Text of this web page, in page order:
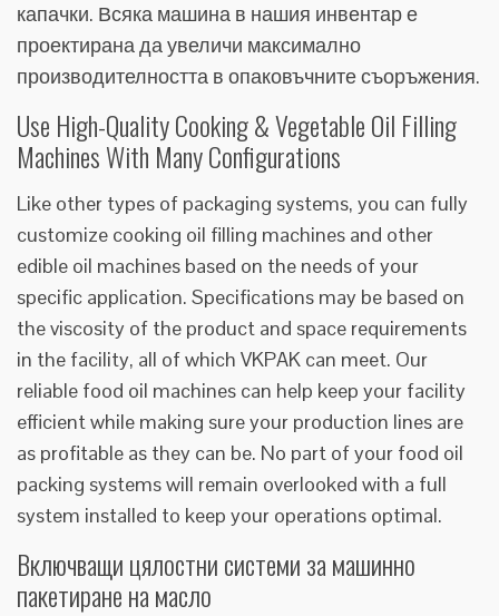
капачки. Всяка машина в нашия инвентар е
проектирана да увеличи максимално
производителността в опаковъчните съоръжения.
Use High-Quality Cooking & Vegetable Oil Filling
Machines With Many Configurations
Like other types of packaging systems, you can fully
customize cooking oil filling machines and other
edible oil machines based on the needs of your
specific application. Specifications may be based on
the viscosity of the product and space requirements
in the facility, all of which VKPAK can meet. Our
reliable food oil machines can help keep your facility
efficient while making sure your production lines are
as profitable as they can be. No part of your food oil
packing systems will remain overlooked with a full
system installed to keep your operations optimal.
Включващи цялостни системи за машинно
пакетиране на масло